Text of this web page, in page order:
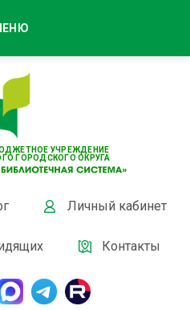
УЧРЕЖДЕНИЕ
ГОРОДСКОГО ОКРУГА
Личный кабинет
Контакты